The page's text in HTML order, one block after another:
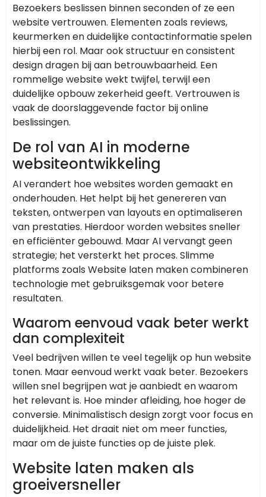
Bezoekers beslissen binnen seconden of ze een
website vertrouwen. Elementen zoals reviews,
keurmerken en duidelijke contactinformatie spelen
hierbij een rol. Maar ook structuur en consistent
design dragen bij aan betrouwbaarheid. Een
rommelige website wekt twijfel, terwijl een
duidelijke opbouw zekerheid geeft. Vertrouwen is
vaak de doorslaggevende factor bij online
beslissingen.
De rol van AI in moderne
websiteontwikkeling
AI verandert hoe websites worden gemaakt en
onderhouden. Het helpt bij het genereren van
teksten, ontwerpen van layouts en optimaliseren
van prestaties. Hierdoor worden websites sneller
en efficiënter gebouwd. Maar AI vervangt geen
strategie; het versterkt het proces. Slimme
platforms zoals Website laten makencombineren
technologie met gebruiksgemak voor betere
resultaten.
Waarom eenvoud vaak beter werkt
dan complexiteit
Veel bedrijven willen te veel tegelijk op hun website
tonen. Maar eenvoud werkt vaak beter. Bezoekers
willen snel begrijpen wat je aanbiedt en waarom
het relevant is. Hoe minder afleiding, hoe hoger de
conversie. Minimalistisch design zorgt voor focus en
duidelijkheid. Het draait niet om meer functies,
maar om de juiste functies op de juiste plek.
Website laten maken als
groeiversneller